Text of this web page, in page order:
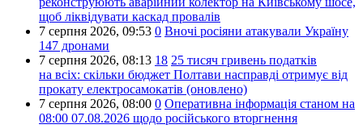
щоб ліквідувати каскад провалів
7 серпня 2026, 09:53 0 Вночі росіяни атакували Україну
147 дронами
7 серпня 2026, 08:13 18 25 тисяч гривень податків
на всіх: скільки бюджет Полтави насправді отримує від
прокату електросамокатів (оновлено)
7 серпня 2026, 08:00 0 Оперативна інформація станом на
08:00 07.08.2026 щодо російського вторгнення